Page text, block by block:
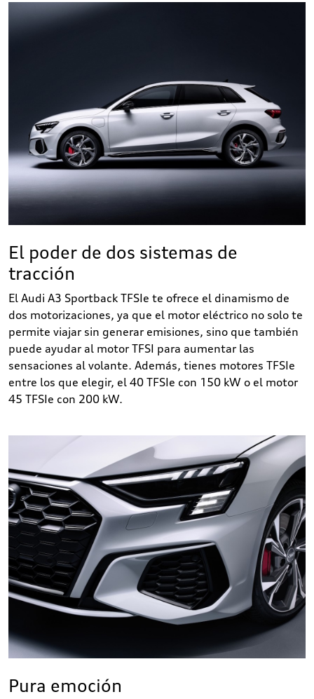
El poder de dos sistemas de
tracción
El Audi A3 Sportback TFSIe te ofrece el dinamismo de
dos motorizaciones, ya que el motor eléctrico no solo te
permite viajar sin generar emisiones, sino que también
puede ayudar al motor TFSI para aumentar las
sensaciones al volante. Además, tienes motores TFSIe
entre los que elegir, el 40 TFSIe con 150 kW o el motor
45 TFSIe con 200 kW.
Pura emoción